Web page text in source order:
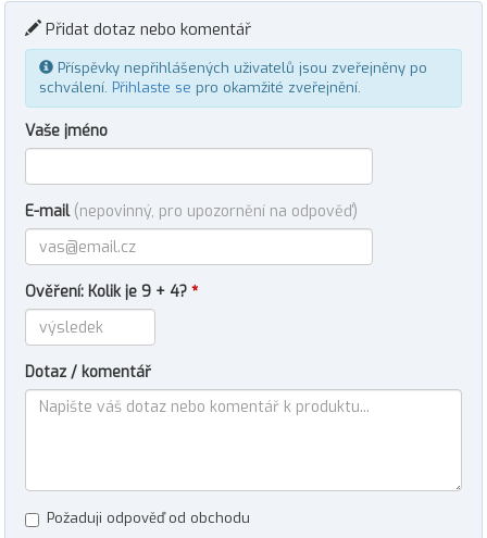
Přidat dotaz nebo komentář
Příspěvky nepřihlášených uživatelů jsou zveřejněny po
schválení. Přihlaste se pro okamžité zveřejnění.
Vaše jméno
E-mail (nepovinný, pro upozornění na odpověď)
Ověření: Kolik je 9 + 4? *
Dotaz / komentář
Požaduji odpověď od obchodu